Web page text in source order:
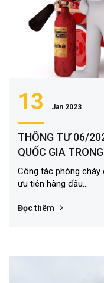
13 Jan 2023
THÔNG TƯ 06/
QUỐC GIA
Công tác phòng cháy
ưu tiên hàng đầu...
Đọc thêm